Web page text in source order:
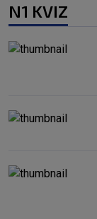
N1 KVIZ